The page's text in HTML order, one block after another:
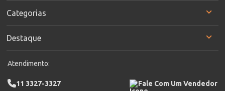
Categorias
Destaque
Atendimento:
11 3327-3327 Fale Com Um Vendedor